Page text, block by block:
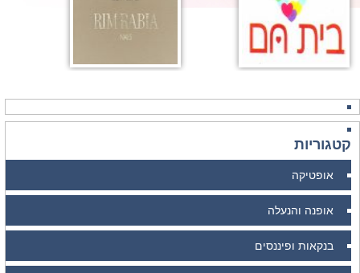
קטגוריות
אופטיקה
אופנה והנעלה
בנקאות ופיננסים